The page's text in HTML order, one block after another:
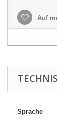
Auf
Sprache